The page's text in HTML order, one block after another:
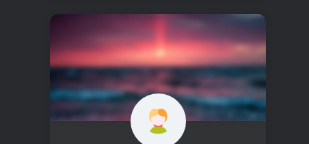
流群，比如娃圈跺网，这样可以更快地
获取信息，也能和其他玩家交流心得，
对于新手来说非常有帮助。
找妆师补妆或者重新定制。
关节松了可以调弹力绳，关节不顺滑的
话用砂纸轻磨，再涂点硅油。平时多给
娃换衣服、换假发，拍照时还能摆出各
种姿势。有时间的话，可以自己动手做
小场景，超有成就感！
最重要的是，养娃是为了开心，不用比
价格和数量，找到自己喜欢的风格，享
受和娃互动的过程就好啦！